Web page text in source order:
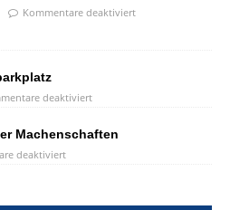
Kommentare deaktiviert
deaktiviert
Machenschaften
deaktiviert